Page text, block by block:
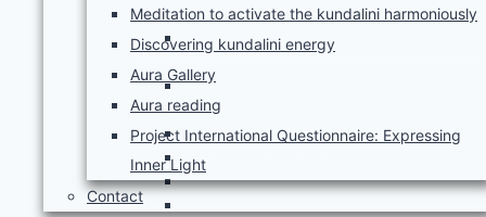
Meditation to activate the kundalini harmoniously
Discovering kundalini energy
Aura Gallery
Aura reading
Project International Questionnaire: Expressing
Inner Light
Contact
2020
Nieuwsbrief KoendalinieNetwerk maart
Nieuwsbrief KoendalinieNetwerk april
2020
Nieuwsbrief mei 2020
Nieuwsbrief juni 2020
Nieuwsbrief juli/augustus 2020